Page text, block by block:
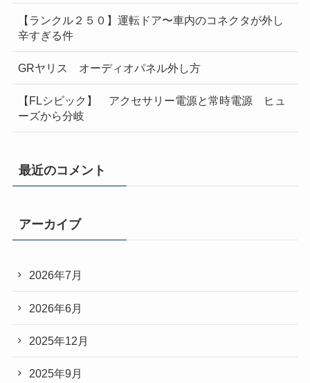
【ランクル２５０】運転ドア〜車内のコネクタが外し
辛すぎる件
GRヤリス オーディオパネル外し方
【FLシビック】 アクセサリー電源と常時電源 ヒュ
ーズから分岐
最近のコメント
アーカイブ
2026年7月
2026年6月
2025年12月
2025年9月